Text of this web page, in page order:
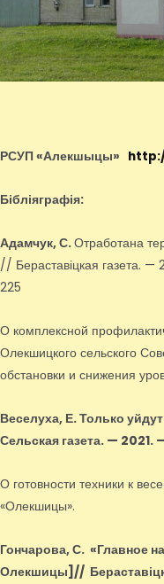
РСУП «Алекшыцы»
Бібліяграфія:
Адамчук, С.Отработана
// Бераставіцкая газета.
225
О комплексной
Олекшицкого сельского
обстановки и снижения
Веселуха, Е.Только
Сельская газета. —
О готовности техники к
«Олекшицы».
Гончарова, С. «Главное
Олекшицы] //